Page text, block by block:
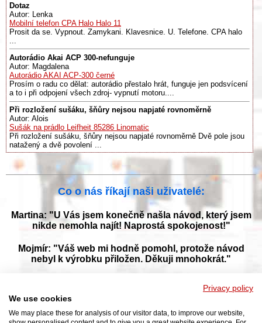
Dotaz
Autor: Lenka
Mobilní telefon CPA Halo Halo 11
Prosit da se. Vypnout. Zamykani. Klavesnice. U. Telefone. CPA halo
Autorádio Akai ACP 300-nefunguje
Autor: Magdalena
Autorádio AKAI ACP-300 černé
Prosím o radu co dělat: autorádio přestalo hrát, funguje jen podsvícení
a to i při odpojení všech zdroj- vypnutí motoru....
Při rozložení sušáku, šňůry nejsou napjaté rovnoměrně
Autor: Alois
Sušák na prádlo Leifheit 85286 Linomatic
Při rozložení sušáku, šňůry nejsou napjaté rovnoměrně Dvě pole jsou
natažený a dvě povolení ...
Co o nás říkají naši uživatelé:
Martina: "U Vás jsem konečně našla návod, který jsem
nikde nemohla najít! Naprostá spokojenost!"
Mojmír: "Váš web mi hodně pomohl, protože návod
nebyl k výrobku přiložen. Děkuji mnohokrát."
Privacy policy
We use cookies
We may place these for analysis of our visitor data, to improve our website,